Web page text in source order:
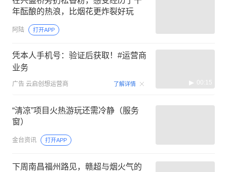
年酝酿的热浪，比烟花更炸裂好玩
阿陆 打开APP
凭本人手机号：验证后获取！#运营商
业务
广告 云启创想运营商 了解详情 00:15
“清凉”项目火热游玩还需冷静（服务
窗）
金台资讯 打开APP
下周南昌福州路见，赣超与烟火气的